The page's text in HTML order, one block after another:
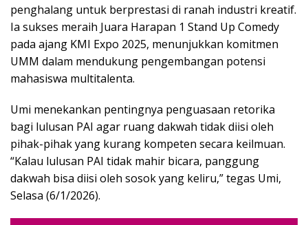
penghalang untuk berprestasi di ranah industri kreatif.
Ia sukses meraih Juara Harapan 1 Stand Up Comedy
pada ajang KMI Expo 2025, menunjukkan komitmen
UMM dalam mendukung pengembangan potensi
mahasiswa multitalenta.
Umi menekankan pentingnya penguasaan retorika
bagi lulusan PAI agar ruang dakwah tidak diisi oleh
pihak-pihak yang kurang kompeten secara keilmuan.
“Kalau lulusan PAI tidak mahir bicara, panggung
dakwah bisa diisi oleh sosok yang keliru,” tegas Umi,
Selasa (6/1/2026).